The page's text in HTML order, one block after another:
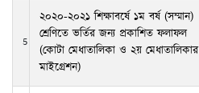
5
২০২০-২০২১ শিক্ষাবর্ষে ১ম বর্ষ (সম্মান)
শ্রেণিতে ভর্তির জন্য প্রকাশিত ফলাফল
(কোটা মেধাতালিকা ও ২য় মেধাতালিকার
মাইগ্রেশন)